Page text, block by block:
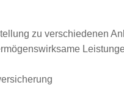
zu verschiedenen